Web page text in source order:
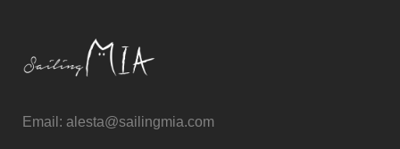
Email: alesta@sailingmia.com